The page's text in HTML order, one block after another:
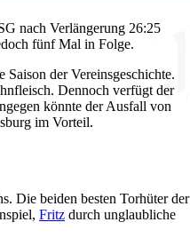
nach Verlängerung 26:25
fünf Mal in Folge.
der Vereinsgeschichte.
Dennoch verfügt der
könnte der Ausfall von
im Vorteil.
Die beiden besten Torhüter der
Fritz durch unglaubliche